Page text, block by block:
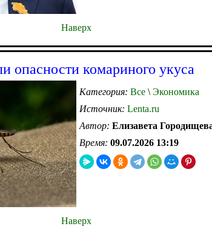
Наверх
опасности комариного укуса
Категория: Все \ Экономика
Источник: Lenta.ru
Автор: Елизавета
Время: 09.07.2026 13:19
Наверх